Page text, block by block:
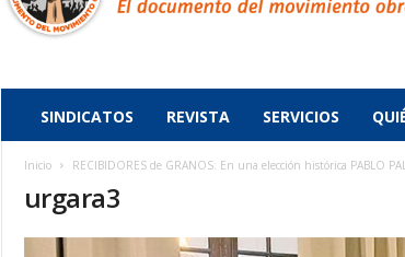
Sindical
SINDICATOS REVISTA SERVICIOS
Inicio RECIBIDORES de GRANOS: En una elección histórica PABLO
urgara3